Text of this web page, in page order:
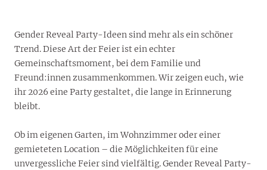
Gender Reveal Party-Ideen sind mehr als ein schöner
Trend. Diese Art der Feier ist ein echter
Gemeinschaftsmoment, bei dem Familie und
Freund:innen zusammenkommen. Wir zeigen euch, wie
ihr 2026 eine Party gestaltet, die lange in Erinnerung
bleibt.
Ob im eigenen Garten, im Wohnzimmer oder einer
gemieteten Location – die Möglichkeiten für eine
unvergessliche Feier sind vielfältig. Gender Reveal Party-